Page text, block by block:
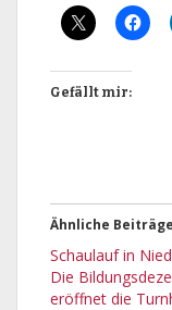
Gefällt mir:
Ähnliche Beiträge
Schaulauf in
Die
eröffnet die